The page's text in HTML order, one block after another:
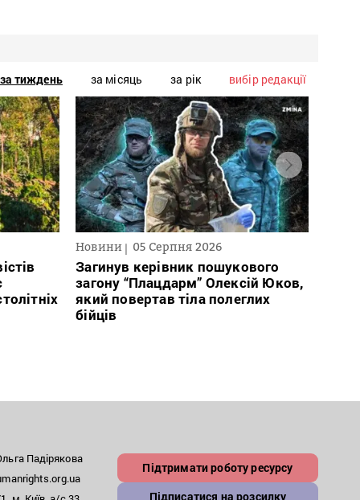
за тиждень за місяць за рік вибір редакції
Новини 05 Серпня 2026
Загинув керівник пошукового
загону “Плацдарм” Олексій Юков,
який повертав тіла полеглих
бійців
Падірякова
Підтримати роботу ресурсу
Підписатися на розсилку